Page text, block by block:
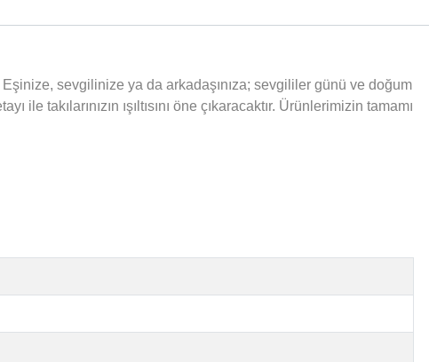
sevgilinize ya da arkadaşınıza; sevgililer günü ve doğum
ile takılarınızın ışıltısını öne çıkaracaktır. Ürünlerimizin tamamı